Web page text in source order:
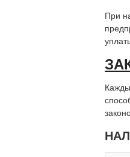
При